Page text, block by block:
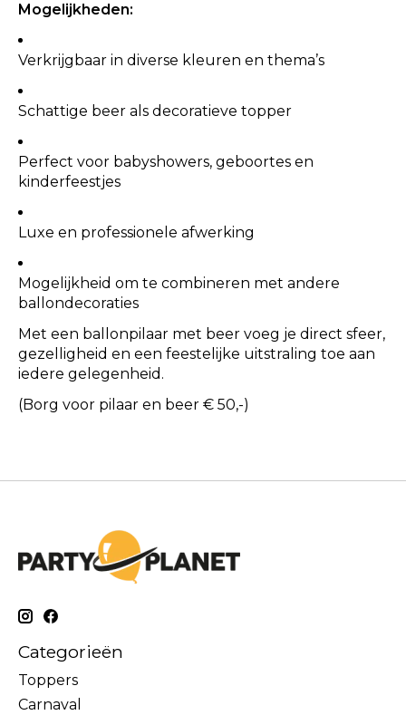
Mogelijkheden:
Verkrijgbaar in diverse kleuren en thema’s
Schattige beer als decoratieve topper
Perfect voor babyshowers, geboortes en
kinderfeestjes
Luxe en professionele afwerking
Mogelijkheid om te combineren met andere
ballondecoraties
Met een ballonpilaar met beer voeg je direct sfeer,
gezelligheid en een feestelijke uitstraling toe aan
iedere gelegenheid.
(Borg voor pilaar en beer € 50,-)
Categorieën
Toppers
Carnaval